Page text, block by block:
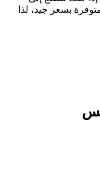
بسعر جيد، لذا